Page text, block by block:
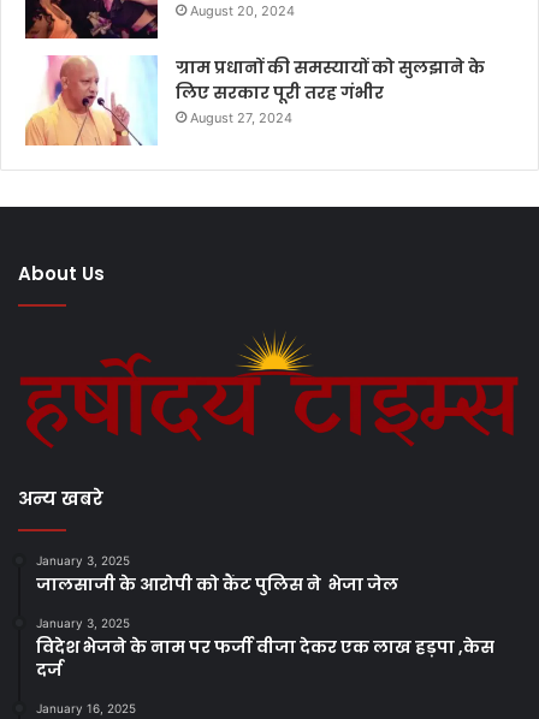
August 20, 2024
ग्राम प्रधानों की समस्यायों को सुलझाने के
लिए सरकार पूरी तरह गंभीर
August 27, 2024
About Us
अन्य खबरे
January 3, 2025
जालसाजी के आरोपी को कैंट पुलिस ने भेजा जेल
January 3, 2025
विदेश भेजने के नाम पर फर्जी वीजा देकर एक लाख हड़पा ,केस
दर्ज
January 16, 2025